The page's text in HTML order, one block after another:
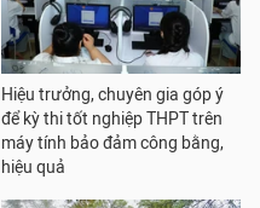
Hiệu trưởng, chuyên gia góp ý
để kỳ thi tốt nghiệp THPT trên
máy tính bảo đảm công bằng,
hiệu quả